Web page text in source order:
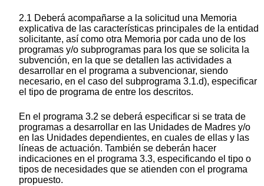
2.1 Deberá acompañarse a la solicitud una Memoria
explicativa de las características principales de la entidad
solicitante, así como otra Memoria por cada uno de los
programas y/o subprogramas para los que se solicita la
subvención, en la que se detallen las actividades a
desarrollar en el programa a subvencionar, siendo
necesario, en el caso del subprograma 3.1.d), especificar
el tipo de programa de entre los descritos.
En el programa 3.2 se deberá especificar si se trata de
programas a desarrollar en las Unidades de Madres y/o
en las Unidades dependientes, en cuales de ellas y las
líneas de actuación. También se deberán hacer
indicaciones en el programa 3.3, especificando el tipo o
tipos de necesidades que se atienden con el programa
propuesto.